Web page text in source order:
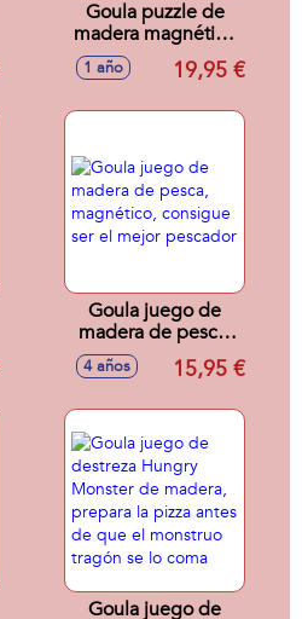
Goula puzzle de
madera magnético
Granja 12 piezas,
intercambiables
1 año 19,95 €
Goula juego de
madera de pesca,
magnético,
consigue ser el
4 años 15,95 €
Goula juego de